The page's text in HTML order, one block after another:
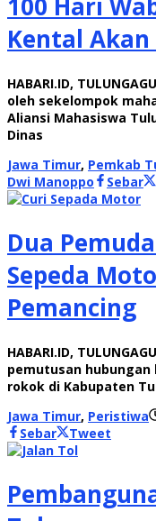
Kental
HABARI.ID,
oleh sekelompok
Aliansi Mahasiswa
Dinas
Jawa Timur, Pemkab
Dwi Manoppo
Sebar
Dua
Sepeda
Pemancing
HABARI.ID,
pemutusan hubungan
rokok di Kabupaten
Jawa Timur, Peristiwa
Sebar
Tweet